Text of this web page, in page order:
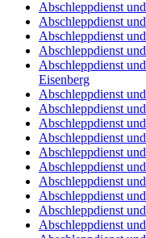
Abschleppdienst
Abschleppdienst
Abschleppdienst
Abschleppdienst
Abschleppdienst
Eisenberg
Abschleppdienst
Abschleppdienst
Abschleppdienst
Abschleppdienst
Abschleppdienst
Abschleppdienst
Abschleppdienst
Abschleppdienst
Abschleppdienst
Abschleppdienst